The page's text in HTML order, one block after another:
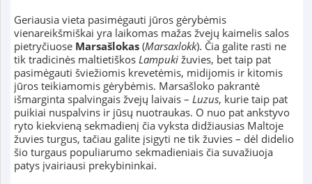
Geriausia vieta pasimėgauti jūros gėrybėmis
vienareikšmiškai yra laikomas mažas žvejų kaimelis salos
pietryčiuose Marsašlokas(Marsaxlokk). Čia galite rasti ne
tik tradicinės maltietiškos Lampukižuvies, bet taip pat
pasimėgauti šviežiomis krevetėmis, midijomis ir kitomis
jūros teikiamomis gėrybėmis. Marsašloko pakrantė
išmarginta spalvingais žvejų laivais – Luzus, kurie taip pat
puikiai nuspalvins ir jūsų nuotraukas. O nuo pat ankstyvo
ryto kiekvieną sekmadienį čia vyksta didžiausias Maltoje
žuvies turgus, tačiau galite įsigyti ne tik žuvies – dėl didelio
šio turgaus populiarumo sekmadieniais čia suvažiuoja
patys įvairiausi prekybininkai.